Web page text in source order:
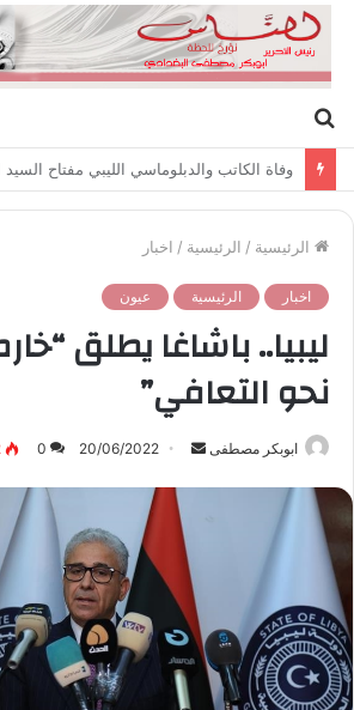
عن
وفاة الكاتب والدبلوماسي الليبي مفتاح السيد
الرئيسية / الرئيسية / اخبار
اخبار الرئيسية عيون
ليبيا.. باشاغا يطلق
نحو التعافي”
ابوبكر مصطفى
ل
ب
ي
د
20/06/2022
0